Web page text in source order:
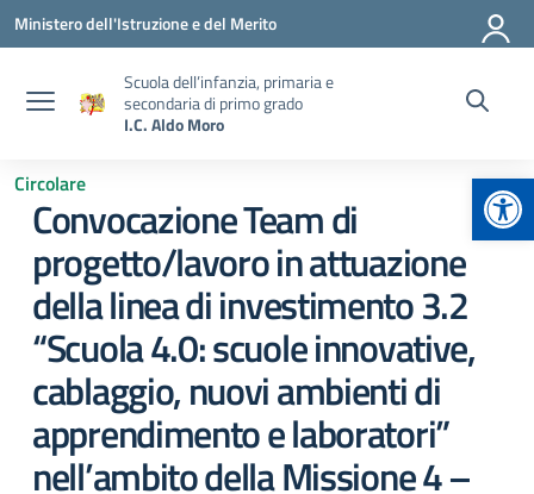
Vai ai contenuti
Vai al menu di navigazione
Vai al footer
Ministero dell'Istruzione e del Merito
Scuola dell’infanzia, primaria e
secondaria di primo grado
I.C. Aldo Moro
Circolare
Convocazione Team di
progetto/lavoro in attuazione
della linea di investimento 3.2
“Scuola 4.0: scuole innovative,
cablaggio, nuovi ambienti di
apprendimento e laboratori”
nell’ambito della Missione 4 –